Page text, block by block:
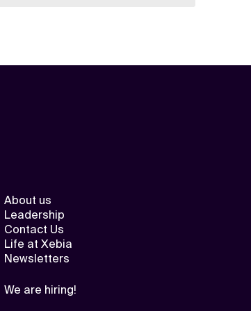
About us
Leadership
Contact Us
Life at Xebia
Newsletters
We are hiring!